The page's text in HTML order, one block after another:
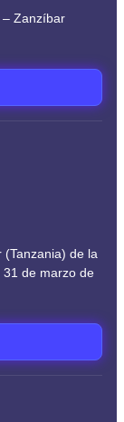
– Zanzíbar
(Tanzania) de la
31 de marzo de